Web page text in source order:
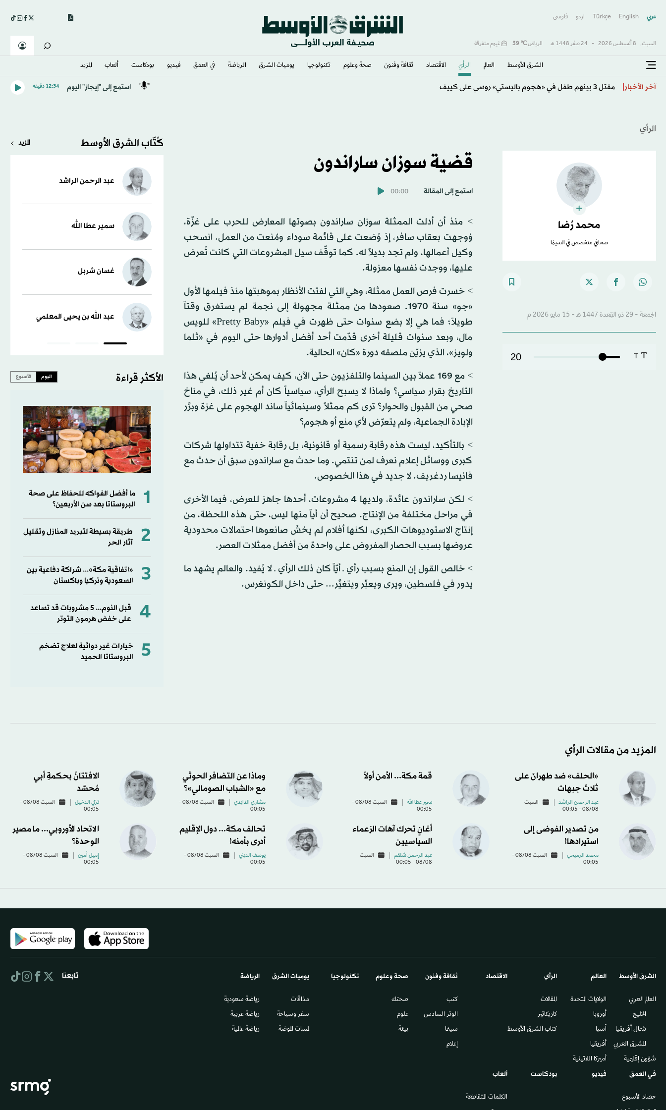
عربي English
Türkçe اردو فارسى
السبت, 8 أغسطس 2026 - 24 صفَر 1448 هـ الرياض℃
39 غيوم متفرقة
الشرق الأوسط​ العالم الرأي الاقتصاد ثقافة وفنون صحة وعلوم تكنولوجيا يوميات الشرق​ الرياضة في العمق فيديو بودكاست ألعاب المزيد
آخر الأخبار
كولومبيا تتحول لليمين وتنصّب حليف ترمب «دي لا إسبرييا» رئيساً
استمع إلى "إيجاز" اليوم 12:34 دقيقه
الرأي
محمد رُضا
صحافي متخصص في السينما
الجمعة - 29 ذو القِعدة 1447 هـ - 15 مايو 2026 م
T
T
20
قضية سوزان ساراندون
استمع إلى المقالة 00:00
> منذ أن أدلت الممثلة سوزان ساراندون بصوتها المعارض للحرب على غزّة،
وُوجهت بعقاب سافر، إذ وُضعت على قائمة سوداء ومُنعت من العمل. انسحب
وكيل أعمالها، ولم تجد بديلاً له. كما توقّف سيل المشروعات التي كانت تُعرض
عليها، ووجدت نفسها معزولة.
> خسرت فرص العمل ممثلة، وهي التي لفتت الأنظار بموهبتها منذ فيلمها الأول
«جو» سنة 1970. صعودها من ممثلة مجهولة إلى نجمة لم يستغرق وقتاً
طويلاً؛ فما هي إلا بضع سنوات حتى ظهرت في فيلم «Pretty Baby» للويس
مال، وبعد سنوات قليلة أخرى قدّمت أحد أفضل أدوارها حتى اليوم في «ثلما
ولويز»، الذي يزيّن ملصقه دورة «كان» الحالية.
> مع 169 عملاً بين السينما والتلفزيون حتى الآن، كيف يمكن لأحد أن يُلغي هذا
التاريخ بقرار سياسي؟ ولماذا لا يسبح الرأي، سياسياً كان أم غير ذلك، في مناخ
صحي من القبول والحوار؟ ترى كم ممثلاً وسينمائياً ساند الهجوم على غزة وبرَّر
الإبادة الجماعية، ولم يتعرّض لأي منع أو هجوم؟
> بالتأكيد، ليست هذه رقابة رسمية أو قانونية، بل رقابة خفية تتداولها شركات
كبرى ووسائل إعلام نعرف لمن تنتمي. وما حدث مع ساراندون سبق أن حدث مع
فانيسا ردغريف. لا جديد في هذا الخصوص.
> لكن ساراندون عائدة، ولديها 4 مشروعات، أحدها جاهز للعرض، فيما الأخرى
في مراحل مختلفة من الإنتاج. صحيح أن أياً منها ليس، حتى هذه اللحظة، من
إنتاج الاستوديوهات الكبرى، لكنها أفلام لم يخشَ صانعوها احتمالات محدودية
عروضها بسبب الحصار المفروض على واحدة من أفضل ممثلات العصر.
> خالص القول إن المنع بسبب رأي ـ أيّاً كان ذلك الرأي ـ لا يُفيد. والعالم يشهد ما
يدور في فلسطين، ويرى ويعبِّر ويتغيَّر... حتى داخل الكونغرس.
كُتّاب الشرق الأوسط المزيد
عبد الرحمن الراشد
سمير عطا الله
غسان شربل
عبد الله بن يحيى المعلمي
الأكثر قراءة اليوم الأسبوع
1
ما أفضل الفواكه للحفاظ على صحة
البروستاتا بعد سن الأربعين؟
2
طريقة بسيطة لتبريد المنازل وتقليل
آثار الحر
3
«اتفاقية مكة»... شراكة دفاعية بين
السعودية وتركيا وباكستان
4
قبل النوم... 5 مشروبات قد تساعد
على خفض هرمون التوتر
5
خيارات غير دوائية لعلاج تضخم
البروستاتا الحميد
المزيد من مقالات الرأي
«الحلف» ضد طهرانَ على
ثلاث جبهات
عبد الرحمن الراشد
السبت
08/08 - 00:05
قمة مكة... الأمن أولاً
سمير عطا الله
السبت 08/08 -
00:05
وماذا عن التضافر الحوثي
مع «الشباب الصومالي»؟
مشاري الذايدي
السبت 08/08 -
00:05
الافتتانُ بحكمةِ أبي
مُحسَّد
تركي الدخيل
السبت 08/08 -
00:05
من تصدير الفوضى إلى
استيرادها!
محمد الرميحي
السبت 08/08 -
00:05
أغانٍ تحرك آهات الزعماء
السياسيين
عبد الرحمن شلقم
السبت
08/08 - 00:05
تحالف مكة... دول الإقليم
أدرى بأمنه!
يوسف الديني
السبت 08/08 -
00:05
الاتحاد الأوروبي... ما مصير
الوحدة؟
إميل أمين
السبت 08/08 -
00:05
الشرق الأوسط​
العالم العربي
الخليج
شمال أفريقيا
المشرق العربي
شؤون إقليمية
العالم
الولايات المتحدة
أوروبا
آسيا
أفريقيا
أميركا اللاتينية
الرأي
المقالات
كاريكاتير
كتاب الشرق الأوسط
الاقتصاد ثقافة وفنون
كتب
الوتر السادس​
سينما
إعلام
صحة وعلوم
صحتك
علوم
بيئة
تكنولوجيا يوميات الشرق​
مذاقات
سفر وسياحة
لمسات الموضة
الرياضة
رياضة سعودية
رياضة عربية
رياضة عالمية
في العمق
حصاد الأسبوع
فيديو بودكاست ألعاب
الكلمات المتقاطعة
تابعنا